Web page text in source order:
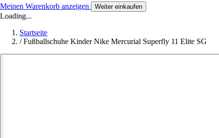
Meinen Warenkorb anzeigen Weiter einkaufen
Loading...
Startseite
/ Fußballschuhe Kinder Nike Mercurial Superfly 11 Elite SG